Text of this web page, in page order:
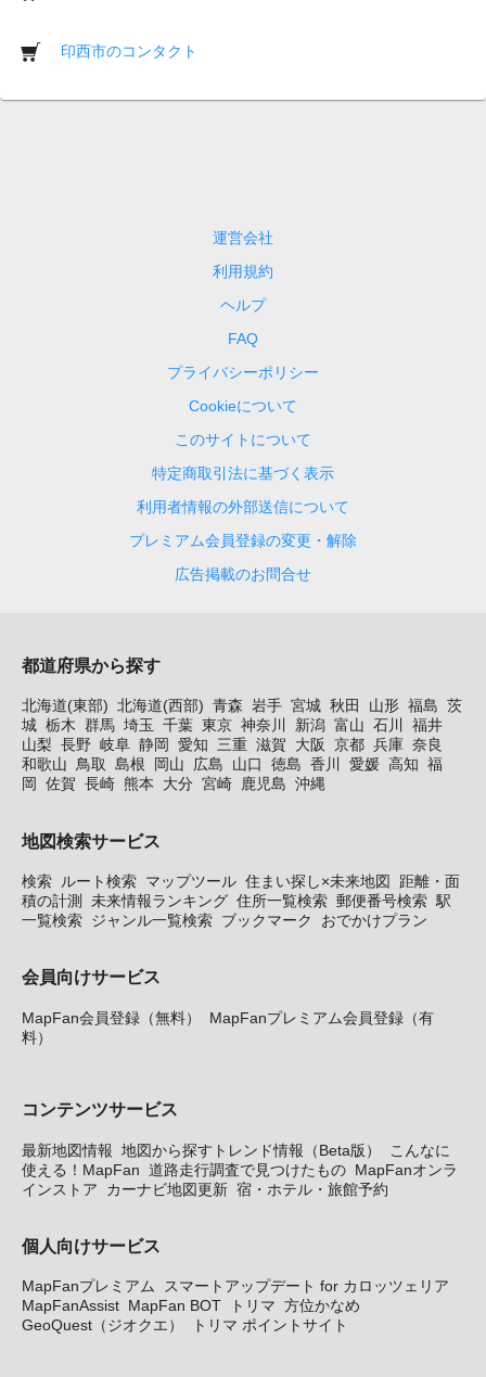
印西市のコンタクト
運営会社
利用規約
ヘルプ
FAQ
プライバシーポリシー
Cookieについて
このサイトについて
特定商取引法に基づく表示
利用者情報の外部送信について
プレミアム会員登録の変更・解除
広告掲載のお問合せ
都道府県から探す
北海道(東部) 北海道(西部) 青森 岩手 宮城 秋田 山形 福島 茨
城 栃木 群馬 埼玉 千葉 東京 神奈川 新潟 富山 石川
福井
山梨 長野 岐阜 静岡 愛知 三重 滋賀 大阪 京都 兵庫 奈良
和歌山 鳥取 島根 岡山 広島 山口 徳島 香川 愛媛 高知 福
岡
佐賀 長崎 熊本 大分 宮崎 鹿児島 沖縄
地図検索サービス
検索 ルート検索 マップツール 住まい探し×未来地図
距離・面
積の計測
未来情報ランキング 住所一覧検索 郵便番号検索 駅
一覧検索 ジャンル一覧検索 ブックマーク おでかけプラン
会員向けサービス
MapFan会員登録（無料）
MapFanプレミアム会員登録（有
料）
コンテンツサービス
最新地図情報 地図から探すトレンド情報（Beta版）
こんなに
使える！MapFan 道路走行調査で見つけたもの MapFanオンラ
インストア
カーナビ地図更新 宿・ホテル・旅館予約
個人向けサービス
MapFanプレミアム
スマートアップデート for カロッツェリア
MapFanAssist MapFan BOT トリマ 方位かなめ
GeoQuest（ジオクエ）
トリマ ポイントサイト